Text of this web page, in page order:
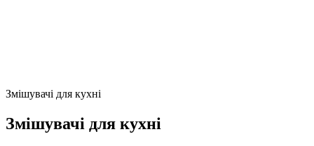
Змішувачі для кухні
Змішувачі для кухні